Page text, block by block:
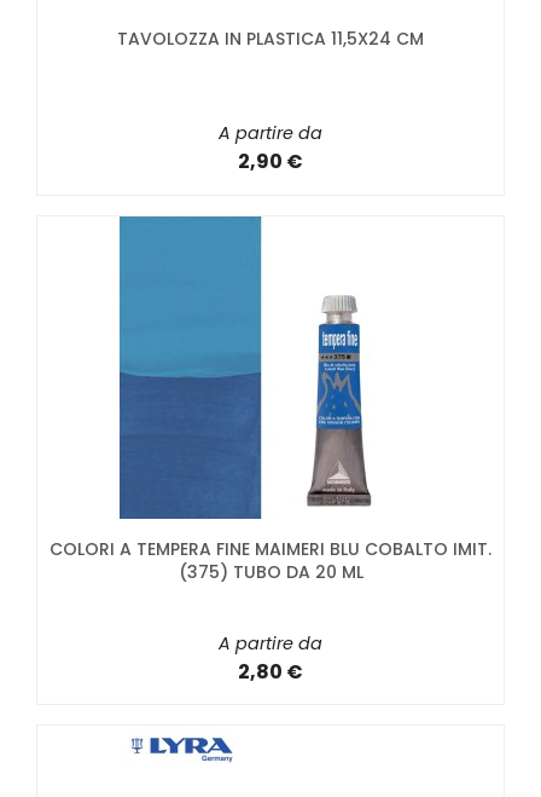
TAVOLOZZA IN PLASTICA 11,5X24 CM
A partire da
2,90 €
COLORI A TEMPERA FINE MAIMERI BLU COBALTO IMIT.
(375) TUBO DA 20 ML
A partire da
2,80 €